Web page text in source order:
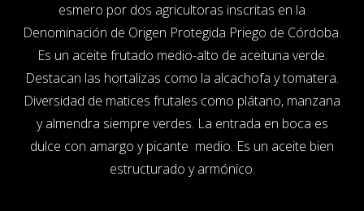
esmero por dos agricultoras inscritas en la
Denominación de Origen Protegida Priego de Córdoba.
Es un aceite frutado medio-alto de aceituna verde.
Destacan las hortalizas como la alcachofa y tomatera.
Diversidad de matices frutales como plátano, manzana
y almendra siempre verdes. La entrada en boca es
dulce con amargo y picante medio. Es un aceite bien
estructurado y armónico.